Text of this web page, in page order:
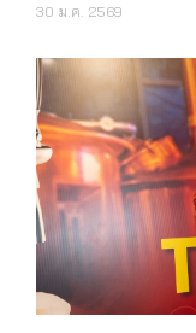
30 ม.ค. 2569